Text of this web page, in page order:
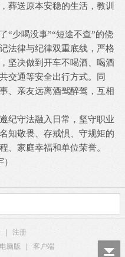
葬送原本安稳的生活，教训
“少喝没事”“短途不查”的侥
法律与纪律双重底线，严格
坚决做到开车不喝酒、喝酒
交通等安全出行方式。同
、亲友远离酒驾醉驾，互相
纪守法融入日常，坚守职业
知敬畏、存戒惧、守规矩的
、家庭幸福和单位荣誉。
注册
电脑版
客户端